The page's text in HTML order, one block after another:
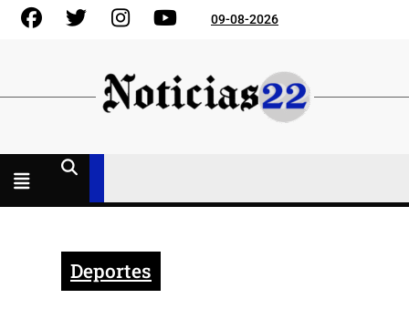
Skip
FacebookGorjeo InstagramYouTube09-08-2026
Deportes